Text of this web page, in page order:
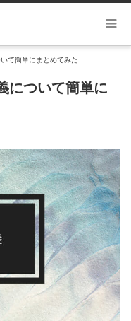
て簡単にまとめてみた
について簡単に